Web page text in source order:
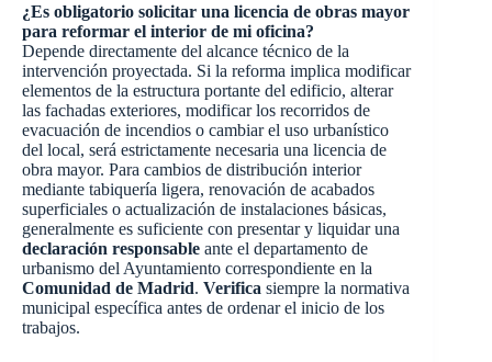
¿Es obligatorio solicitar una licencia de obras mayor
para reformar el interior de mi oficina?
Depende directamente del alcance técnico de la
intervención proyectada. Si la reforma implica modificar
elementos de la estructura portante del edificio, alterar
las fachadas exteriores, modificar los recorridos de
evacuación de incendios o cambiar el uso urbanístico
del local, será estrictamente necesaria una licencia de
obra mayor. Para cambios de distribución interior
mediante tabiquería ligera, renovación de acabados
superficiales o actualización de instalaciones básicas,
generalmente es suficiente con presentar y liquidar una
declaración responsable ante el departamento de
urbanismo del Ayuntamiento correspondiente en la
Comunidad de Madrid. Verifica siempre la normativa
municipal específica antes de ordenar el inicio de los
trabajos.